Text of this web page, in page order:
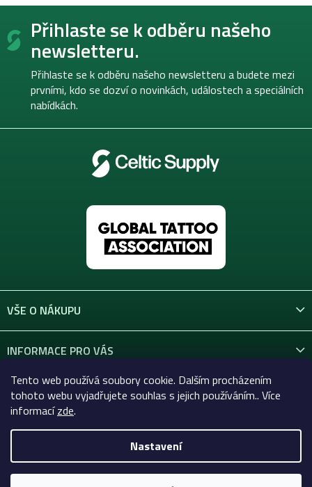
Tento web používá soubory cookie. Dalším procházením
tohoto webu vyjadřujete souhlas s jejich používáním.. Více
informacízde.
Nastavení
Z
Přihlaste se k odběru našeho
newsletteru.
Přihlaste se k odběru našeho newsletteru a budete mezi
prvními, kdo se dozví o novinkách, událostech a speciálních
nabídkách.
VŠE O NÁKUPU
INFORMACE PRO VÁS
KONTAKT
Copyright 2026Celtic-Supply.cz | Vše pro tetování a
permanentní makeup. Všechna práva vyhrazena.